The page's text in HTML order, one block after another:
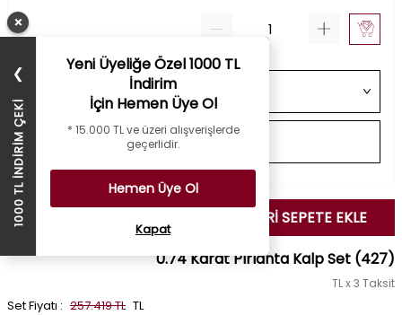
SEÇİLENLERİ SEPETE EKLE
0.74 Karat Pırlanta Kalp Set (427)
TL x 3 Taksit
Set Fiyatı : 257.419 TL TL
×
❯
1000 TL İNDİRİM ÇEKİ
Yeni Üyeliğe Özel 1000 TL
İndirim
İçin Hemen Üye Ol
* 15.000 TL ve üzeri alışverişlerde
geçerlidir.
Hemen Üye Ol
Kapat